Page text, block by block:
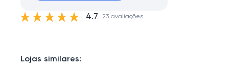
4.7 23 avaliações
Lojas similares: